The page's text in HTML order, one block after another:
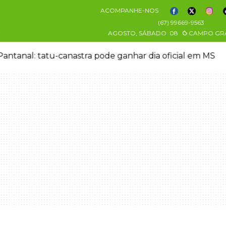
ACOMPANHE-NOS
(67) 99669-9563
AGOSTO, SÁBADO 08 CAMPO
tatu-canastra pode ganhar dia oficial em MS